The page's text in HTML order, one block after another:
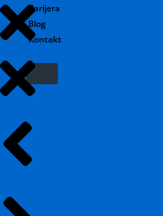
Karijera
Blog
Kontakt